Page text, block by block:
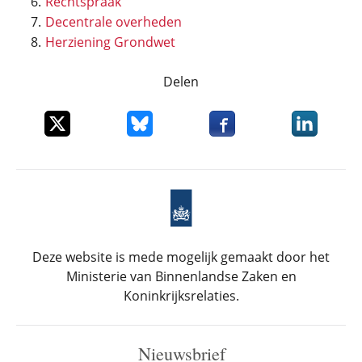
Decentrale overheden
Herziening Grondwet
Delen
Deel dit item op XDeel dit item op Bluesky
Deel dit item opDeel dit
Deze website is mede mogelijk gemaakt door het
Ministerie van Binnenlandse Zaken en
Koninkrijksrelaties.
Nieuwsbrief